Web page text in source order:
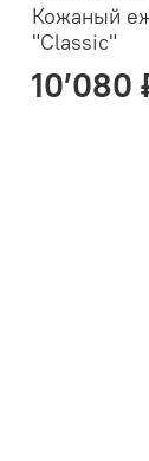
Кожаный
"Classic"
10’080